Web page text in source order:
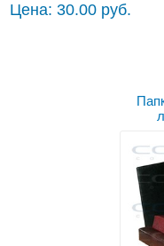
Цена: 30.00 руб.